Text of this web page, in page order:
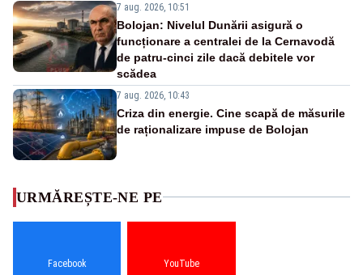
7 aug. 2026, 10:51
Bolojan: Nivelul Dunării asigură o
funcționare a centralei de la Cernavodă
de patru-cinci zile dacă debitele vor
scădea
7 aug. 2026, 10:43
Criza din energie. Cine scapă de măsurile
de raționalizare impuse de Bolojan
URMĂREȘTE-NE PE
Facebook YouTube